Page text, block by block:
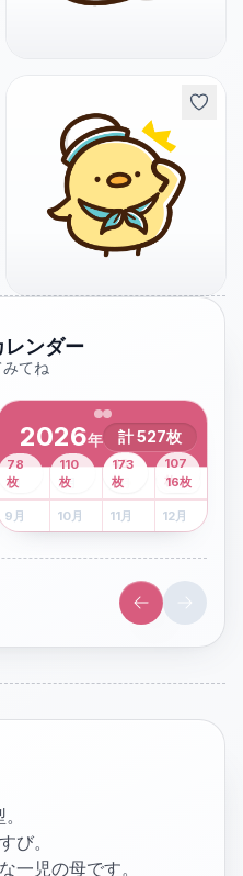
レンダー
てね
2026年 計527枚
1月 2月 3月
43
枚
4月
107
枚
5 月
78
枚
6月
110
枚
7月
173
枚
8月
16枚
9 月 10月 11月 12月
び。
一児の母です。